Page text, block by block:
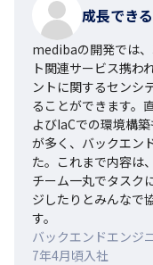
成長でき
medibaの開発では
ト関連サービス携わ
ントに関するセンシ
ることができます。
よびIaCでの環境構
が多く、バックエン
た。これまで内容は
チーム一丸でタスク
ジしたりとみんなで
す。
バックエンドエンジ
7年4月頃入社